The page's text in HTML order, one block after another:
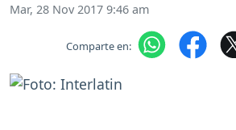
Mar, 28 Nov 2017 9:46 am
Comparte en: